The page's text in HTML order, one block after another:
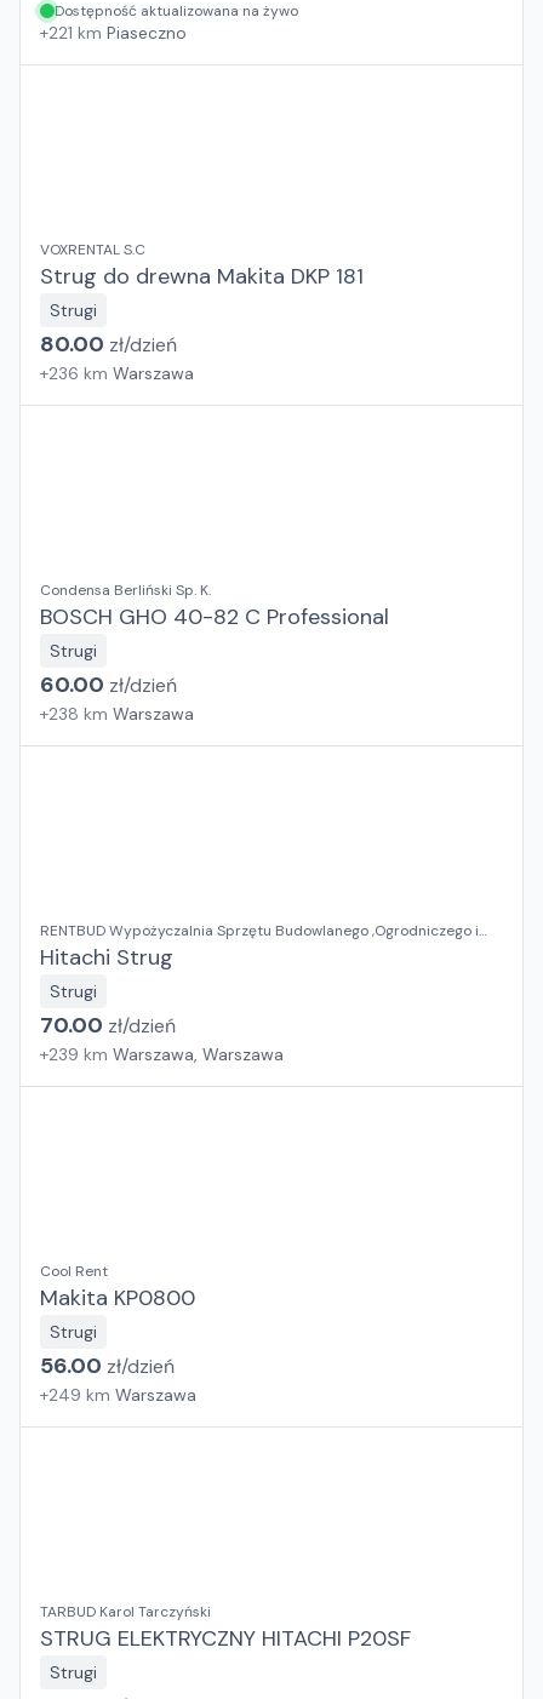
Dostępność aktualizowana na żywo
+221 km Piaseczno
VOXRENTAL S.C
Strug do drewna Makita DKP 181
Strugi
80.00 zł/dzień
+236 km Warszawa
Condensa Berliński Sp. K.
BOSCH GHO 40-82 C Professional
Strugi
60.00 zł/dzień
+238 km Warszawa
RENTBUD Wypożyczalnia Sprzętu Budowlanego ,Ogrodniczego i
Elektronarzędzi
Hitachi Strug
Strugi
70.00 zł/dzień
+239 km Warszawa, Warszawa
Cool Rent
Makita KP0800
Strugi
56.00 zł/dzień
+249 km Warszawa
TARBUD Karol Tarczyński
STRUG ELEKTRYCZNY HITACHI P20SF
Strugi